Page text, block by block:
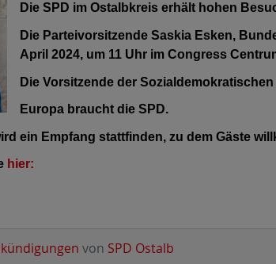
Die SPD im Ostalbkreis erhält hohen
Die Parteivorsitzende Saskia Esken,
April 2024, um 11 Uhr im Congress
Die Vorsitzende der
Europa braucht die SPD.
ein Empfang stattfinden, zu dem Gäste
hier:
von SPD Ostalb